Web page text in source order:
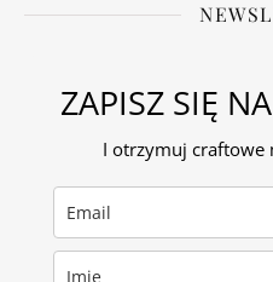
ZAPISZ SIĘ
I otrzymuj craftowe